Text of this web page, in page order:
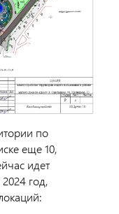
по
еще 10,
идет
год,